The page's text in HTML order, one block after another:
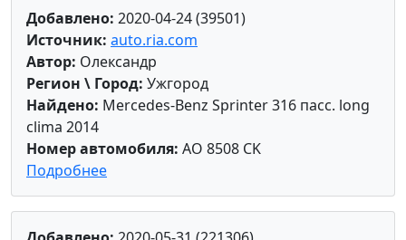
Добавлено: 2020-04-24 (39501)
Источник: auto.ria.com
Автор: Олександр
Регион \ Город: Ужгород
Найдено: Mercedes-Benz Sprinter 316 пасс. long
clima 2014
Номер автомобиля: AO 8508 CK
Подробнее